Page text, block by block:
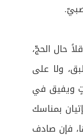
.
حال الحجّ،
ولا على
ويفيق في
بمناسك
فإن صادف